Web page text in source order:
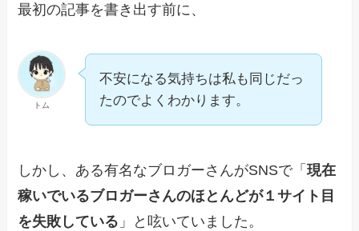
最初の記事を書き出す前に、
トム
不安になる気持ちは私も同じだっ
たのでよくわかります。
しかし、ある有名なブロガーさんがSNSで「現在
稼いでいるブロガーさんのほとんどが１サイト目
を失敗している 」と呟いていました。